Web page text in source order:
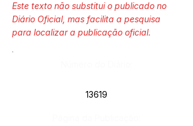
Este texto não substitui o publicado no
Diário Oficial, mas facilita a pesquisa
para localizar a publicação oficial.
13619